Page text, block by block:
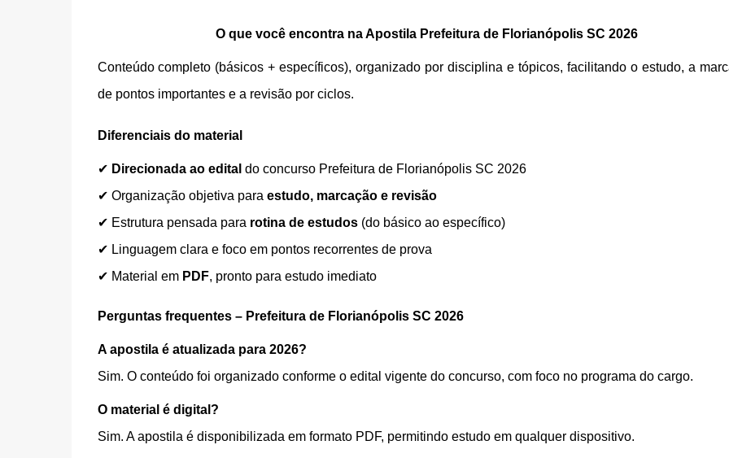
O que você encontra na Apostila Prefeitura de Florianópolis SC 2026
Conteúdo completo (básicos + específicos), organizado por disciplina e tópicos, facilitando o estudo, a
de pontos importantes e a revisão por ciclos.
Diferenciais do material
✔ Direcionada ao edital do concurso Prefeitura de Florianópolis SC 2026
✔ Organização objetiva para estudo, marcação e revisão
✔ Estrutura pensada para rotina de estudos(do básico ao específico)
✔ Linguagem clara e foco em pontos recorrentes de prova
✔ Material em PDF, pronto para estudo imediato
Perguntas frequentes – Prefeitura de Florianópolis SC 2026
A apostila é atualizada para 2026?
Sim. O conteúdo foi organizado conforme o edital vigente do concurso, com foco no programa do cargo.
O material é digital?
Sim. A apostila é disponibilizada em formato PDF, permitindo estudo em qualquer dispositivo.